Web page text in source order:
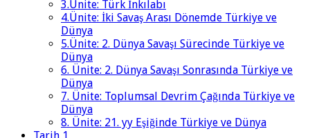
3.Ünite: Türk İnkılabı
4.Ünite: İki Savaş Arası Dönemde Türkiye ve
Dünya
5.Ünite: 2. Dünya Savaşı Sürecinde Türkiye ve
Dünya
6. Ünite: 2. Dünya Savaşı Sonrasında Türkiye ve
Dünya
7. Ünite: Toplumsal Devrim Çağında Türkiye ve
Dünya
8. Ünite: 21. yy Eşiğinde Türkiye ve Dünya